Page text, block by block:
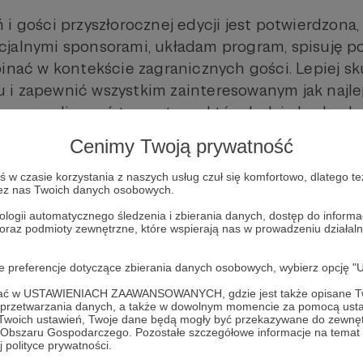
Cenimy Twoją prywatność
w czasie korzystania z naszych usług czuł się komfortowo, dlatego
nas Twoich danych osobowych.
automatycznego śledzenia i zbierania danych, dostęp do
podmioty zewnętrzne, które wspierają nas w prowadzeniu
dotyczące zbierania danych osobowych, wybierz opcję
w USTAWIENIACH ZAAWANSOWANYCH, gdzie jest także opisane
danych, a także w dowolnym momencie za pomocą
ustawień, Twoje dane będą mogły być przekazywane do
Gospodarczego. Pozostałe szczegółowe informacje na
prywatności.
i gości przyszłorocznej edycji jest potwierdzona,
sponsorami, układam program, spisuję
w kontekście zagranicznych gości. Lepiej
i zapewnić wszystkim zainteresowanym jak
zrealizować to wystawa, którą ludzie będą
Nie to, żeby poprzednie wystawy były słabe
wyszła bardzo fajnie!), ale czas wyjść ze strefy
Szlamu, to będzie prezentacja prac różnych
figurki, muzyka, gry. No i do tego
ale zrobiony jak trzeba.
na miesiąc przed imprezą, ale na pewno nie
& THE JAILBAIT PUNKS #3